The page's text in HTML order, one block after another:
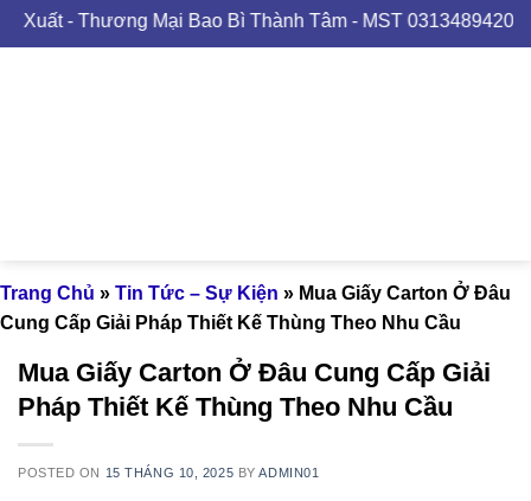
Skip
to
Mại Bao Bì Thành Tâm - MST 0313489420
Trang Chủ » Tin Tức – Sự Kiện » Mua Giấy Carton Ở Đâu
Cung Cấp Giải Pháp Thiết Kế Thùng Theo Nhu Cầu
Mua Giấy Carton Ở Đâu Cung Cấp Giải
Pháp Thiết Kế Thùng Theo Nhu Cầu
POSTED ON 15 THÁNG 10, 2025 BYADMIN01